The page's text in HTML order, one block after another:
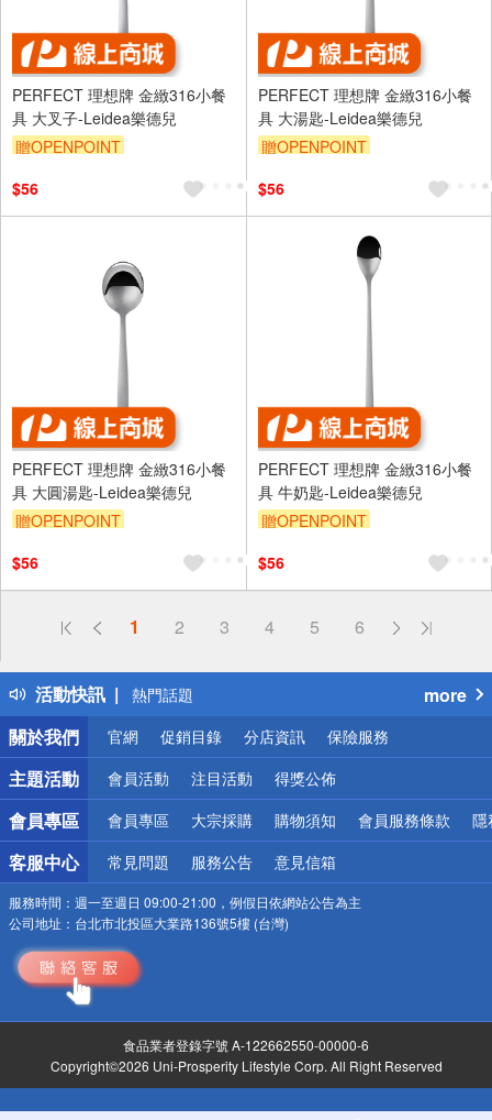
PERFECT 理想牌 金緻316小餐
具 大叉子-Leidea樂德兒
贈OPENPOINT
$56
PERFECT 理想牌 金緻316小餐
具 大湯匙-Leidea樂德兒
贈OPENPOINT
$56
PERFECT 理想牌 金緻316小餐
具 大圓湯匙-Leidea樂德兒
贈OPENPOINT
$56
PERFECT 理想牌 金緻316小餐
具 牛奶匙-Leidea樂德兒
贈OPENPOINT
$56
1 2 3 4 5 6
活動快訊
偏遠地區配送
得獎公告
熱門話題
銀行優惠
偏遠地區配送
詐騙網頁！請小心！
more
關於我們
官網 促銷目錄 分店資訊 保險服務
主題活動 會員活動 注目活動 得獎公佈
會員專區 會員專區 大宗採購 購物須知 會員服務條款 隱
客服中心 常見問題 服務公告 意見信箱
服務時間： 週一至週日 09:00-21:00，例假日依網站公告為主
公司地址： 台北市北投區大業路136號5樓 (台灣)
食品業者登錄字號 A-122662550-00000-6
Copyright©2026 Uni-Prosperity Lifestyle Corp. All Right Reserved